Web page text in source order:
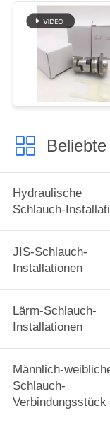
Hydraulische
Schlauch-
JIS-Schlauch-
Installationen
Lärm-Schlauch-
Installationen
Männlich-
Schlauch-
Verbindungsstück